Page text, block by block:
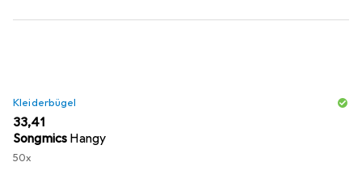
Kleiderbügel
EUR
33,41
Songmics Hangy
50x